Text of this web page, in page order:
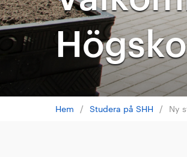
Hem / Studera på SHH / Ny